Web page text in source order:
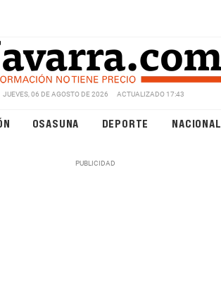
JUEVES, 06 DE AGOSTO DE 2026 ACTUALIZADO 17:43
OSASUNA DEPORTE NACIONAL